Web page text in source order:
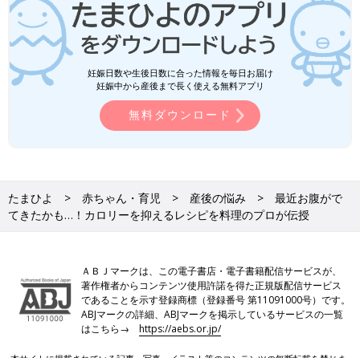
妊娠日数や生後日数に合った情報を毎日お届け
妊娠中から産後まで長く使える無料アプリ
無料ダウンロード
たまひよ 赤ちゃん・育児 産後の悩み
最近お腹がで
てきたかも…！カロリーを抑えるレシピを料理のプロが伝授
ＡＢＪマークは、この電子書店・電子書籍配信サービスが、
著作権者からコンテンツ使用許諾を得た正規版配信サービス
であることを示す登録商標（登録番号 第11091000号）です。
ABJマークの詳細、ABJマークを掲示しているサービスの一覧
はこちら→https://aebs.or.jp/